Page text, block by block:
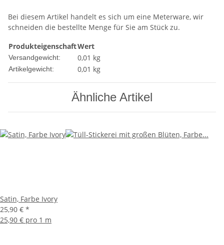
Bei diesem Artikel handelt es sich um eine Meterware, wir
schneiden die bestellte Menge für Sie am Stück zu.
ProdukteigenschaftWert
Versandgewicht: 0,01 kg
Artikelgewicht: 0,01 kg
Ähnliche Artikel
Satin, Farbe Ivory
25,90 € *
25,90 € pro 1 m